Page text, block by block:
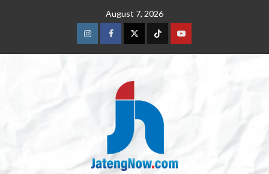
August 7, 2026